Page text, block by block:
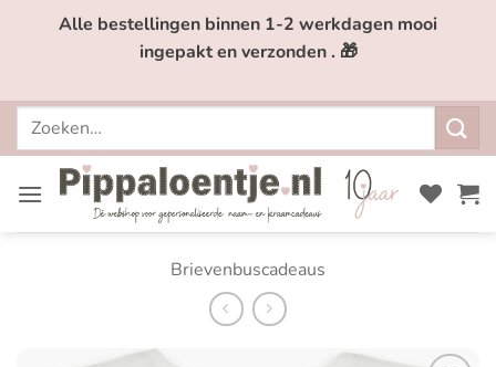
Alle bestellingen binnen 1-2 werkdagen mooi
ingepakt en verzonden . 🎁
Zoeken
Brievenbuscadeaus